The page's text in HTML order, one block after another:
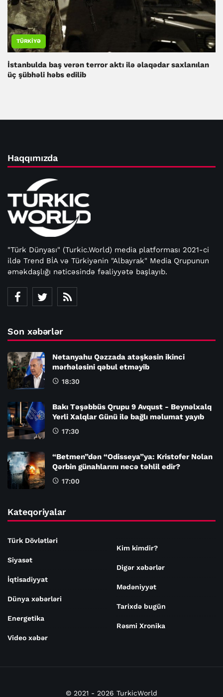
TÜRKIYƏ
İstanbulda baş verən terror aktı ilə əlaqədar saxlanılan
üç şübhəli həbs edilib
Haqqımızda
"Türk Dünyası" (Turkic.World) media platforması 2021-ci
ildə Trend BİA və Türkiyənin "Albayrak" Media Qrupunun
əməkdaşlığı nəticəsində fəaliyyətə başlayıb.
Son xəbərlər
Netanyahu Qəzzada atəşkəsin ikinci
mərhələsini qəbul etməyib
18:30
Bakı Təşəbbüs Qrupu 9 Avqust - Beynəlxalq
Yerli Xalqlar Günü ilə bağlı məlumat yayıb
17:30
“Betmen”dən “Odisseya”ya: Kristofer Nolan
Qərbin günahlarını necə təhlil edir?
17:00
Kateqoriyalar
Türk Dövlətləri
Siyasət
İqtisadiyyat
Dünya xəbərləri
Energetika
Video xəbər
Kim kimdir?
Digər xəbərlər
Mədəniyyət
Tarixdə bugün
Rəsmi Xronika
© 2021 - 2026 TurkicWorld